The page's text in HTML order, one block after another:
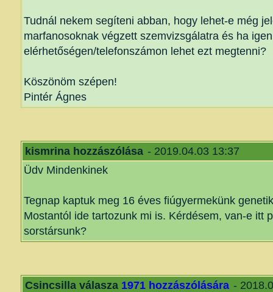
Tudnál nekem segíteni abban, hogy lehet-e még
marfanosoknak végzett szemvizsgálatra és ha
elérhetőségen/telefonszámon lehet ezt megtenni?
Köszönöm szépen!
Pintér Ágnes
kismrina hozzászólása - 2019.04.03 13:37
Üdv Mindenkinek
Tegnap kaptuk meg 16 éves fiúgyermekünk
Mostantól ide tartozunk mi is. Kérdésem, van-e itt
sorstársunk?
Csincsilla válasza 1971 hozzászólására -